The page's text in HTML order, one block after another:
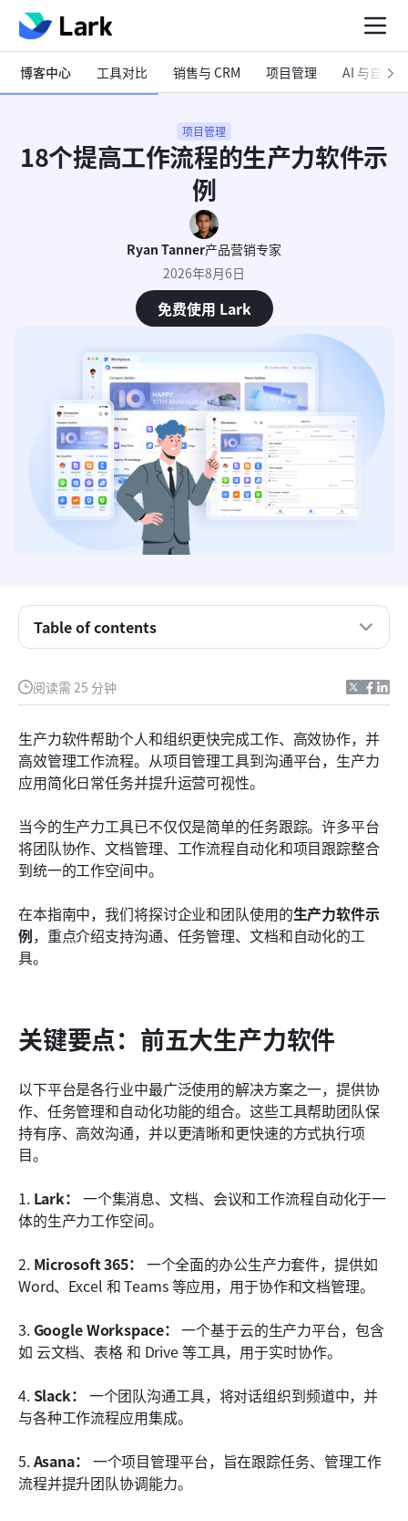
博客中心 工具对比 销售与 CRM 项目管理 AI 与自动化
项目管理
18个提高工作流程的生产力软件示
例
Ryan Tanner产品营销专家
2026年8月6日
免费使用 Lark
阅读需 25 分钟
生产力软件帮助个人和组织更快完成工作、高效协作，并
高效管理工作流程。从项目管理工具到沟通平台，生产力
应用简化日常任务并提升运营可视性。
当今的生产力工具已不仅仅是简单的任务跟踪。许多平台
将团队协作、文档管理、工作流程自动化和项目跟踪整合
到统一的工作空间中。
在本指南中，我们将探讨企业和团队使用的生产力软件示
例，重点介绍支持沟通、任务管理、文档和自动化的工
具。
关键要点：前五大生产力软件
以下平台是各行业中最广泛使用的解决方案之一，提供协
作、任务管理和自动化功能的组合。这些工具帮助团队保
持有序、高效沟通，并以更清晰和更快速的方式执行项
目。
1. Lark： 一个集消息、文档、会议和工作流程自动化于一
体的生产力工作空间。
2. Microsoft 365： 一个全面的办公生产力套件，提供如
Word、Excel 和 Teams 等应用，用于协作和文档管理。
3. Google Workspace： 一个基于云的生产力平台，包含
如 云文档、表格 和 Drive 等工具，用于实时协作。
4. Slack： 一个团队沟通工具，将对话组织到频道中，并
与各种工作流程应用集成。
5. Asana： 一个项目管理平台，旨在跟踪任务、管理工作
流程并提升团队协调能力。
Table of contents
关键要点：前五大生产力软件
一眼看尽5个生产力软件示例
什么是生产力软件？
现代团队的18个生产力软件示例
生产力软件如何提升工作场所效率
新兴趋势正在塑造生产力软件平台
常见问题
相关阅读